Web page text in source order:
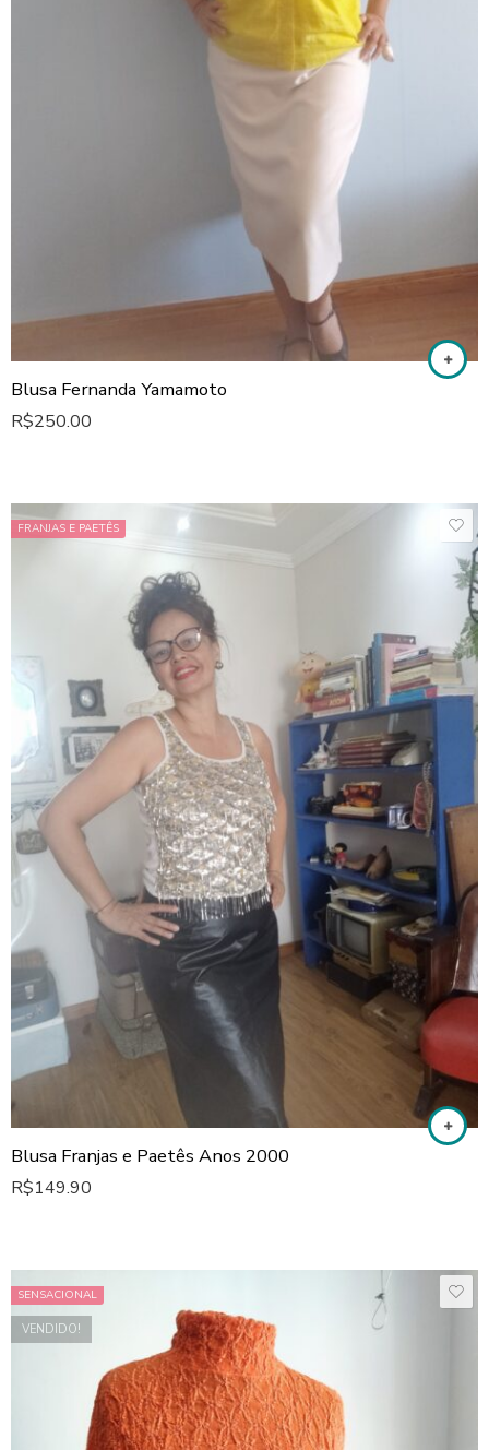
Blusa Fernanda Yamamoto
R$250.00
FRANJAS E PAETÊS
Blusa Franjas e Paetês Anos 2000
R$149.90
SENSACIONAL
VENDIDO!